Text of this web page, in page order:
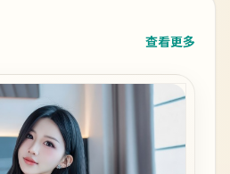
查看更多